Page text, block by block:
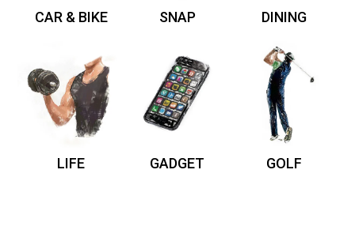
CAR & BIKE SNAP DINING
LIFE GADGET GOLF